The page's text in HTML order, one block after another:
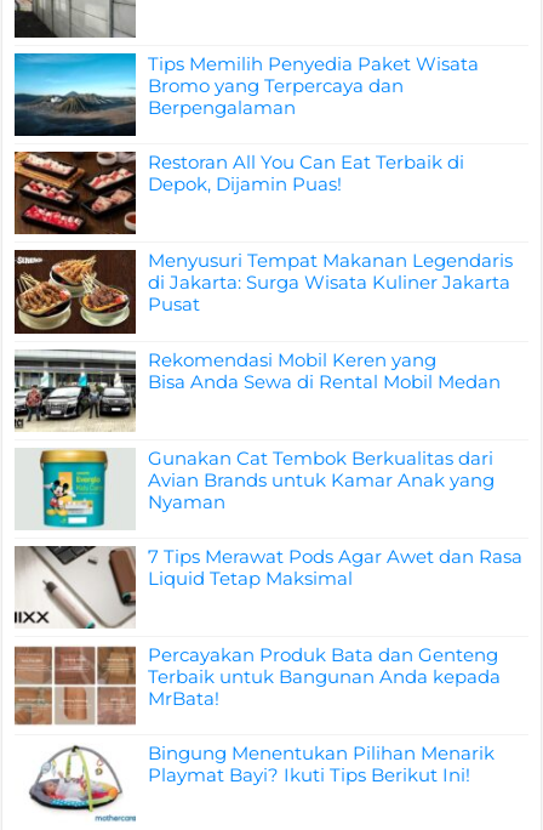
Tips Memilih Penyedia Paket Wisata
Bromo yang Terpercaya dan
Berpengalaman
Restoran All You Can Eat Terbaik di
Depok, Dijamin Puas!
Menyusuri Tempat Makanan Legendaris
di Jakarta: Surga Wisata Kuliner Jakarta
Pusat
Rekomendasi Mobil Keren yang
Bisa Anda Sewa di Rental Mobil Medan
Gunakan Cat Tembok Berkualitas dari
Avian Brands untuk Kamar Anak yang
Nyaman
7 Tips Merawat Pods Agar Awet dan Rasa
Liquid Tetap Maksimal
Percayakan Produk Bata dan Genteng
Terbaik untuk Bangunan Anda kepada
MrBata!
Bingung Menentukan Pilihan Menarik
Playmat Bayi? Ikuti Tips Berikut Ini!